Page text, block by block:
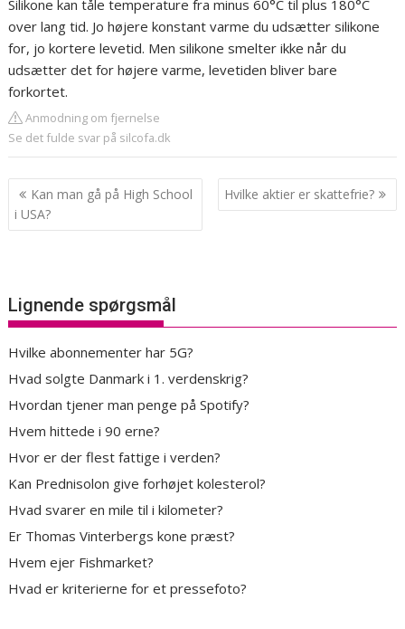
Silikone kan tåle temperature fra minus 60°C til plus 180°C
over lang tid. Jo højere konstant varme du udsætter silikone
for, jo kortere levetid. Men silikone smelter ikke når du
udsætter det for højere varme, levetiden bliver bare
forkortet.
Anmodning om fjernelse
Se det fulde svar på silcofa.dk
Indlægsnavigation
Kan man gå på High School
i USA?
Hvilke aktier er skattefrie?
Lignende spørgsmål
Hvilke abonnementer har 5G?
Hvad solgte Danmark i 1. verdenskrig?
Hvordan tjener man penge på Spotify?
Hvem hittede i 90 erne?
Hvor er der flest fattige i verden?
Kan Prednisolon give forhøjet kolesterol?
Hvad svarer en mile til i kilometer?
Er Thomas Vinterbergs kone præst?
Hvem ejer Fishmarket?
Hvad er kriterierne for et pressefoto?